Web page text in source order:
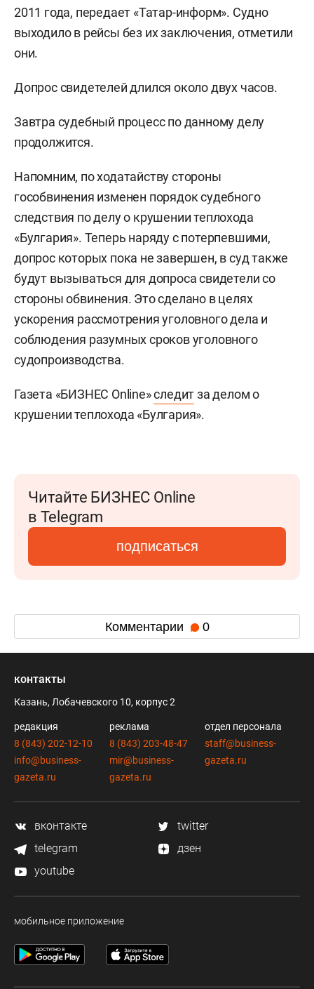
2011 года, передает «Татар-информ». Судно
выходило в рейсы без их заключения, отметили
они.
Допрос свидетелей длился около двух часов.
Завтра судебный процесс по данному делу
продолжится.
Напомним, по ходатайству стороны
гособвинения изменен порядок судебного
следствия по делу о крушении теплохода
«Булгария». Теперь наряду с потерпевшими,
допрос которых пока не завершен, в суд также
будут вызываться для допроса свидетели со
стороны обвинения. Это сделано в целях
ускорения рассмотрения уголовного дела и
соблюдения разумных сроков уголовного
судопроизводства.
Газета «БИЗНЕС Online»следитза делом о
крушении теплохода «Булгария».
Читайте БИЗНЕС Online
в Telegram
подписаться
Комментарии 0
контакты
Казань, Лобачевского 10, корпус 2
редакция
8 (843) 202-12-10
info@business-
gazeta.ru
реклама
8 (843) 203-48-47
mir@business-
gazeta.ru
отдел персонала
staff@business-
gazeta.ru
вконтакте
twitter
telegram
дзен
youtube
мобильное приложение